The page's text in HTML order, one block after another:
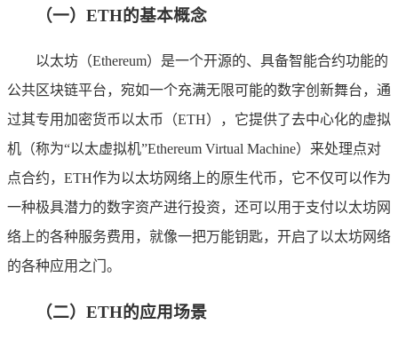
（一）ETH的基本概念
以太坊（Ethereum）是一个开源的、具备智能合约功能的
公共区块链平台，宛如一个充满无限可能的数字创新舞台，通
过其专用加密货币以太币（ETH），它提供了去中心化的虚拟
机（称为“以太虚拟机”Ethereum Virtual Machine）来处理点对
点合约，ETH作为以太坊网络上的原生代币，它不仅可以作为
一种极具潜力的数字资产进行投资，还可以用于支付以太坊网
络上的各种服务费用，就像一把万能钥匙，开启了以太坊网络
的各种应用之门。
（二）ETH的应用场景